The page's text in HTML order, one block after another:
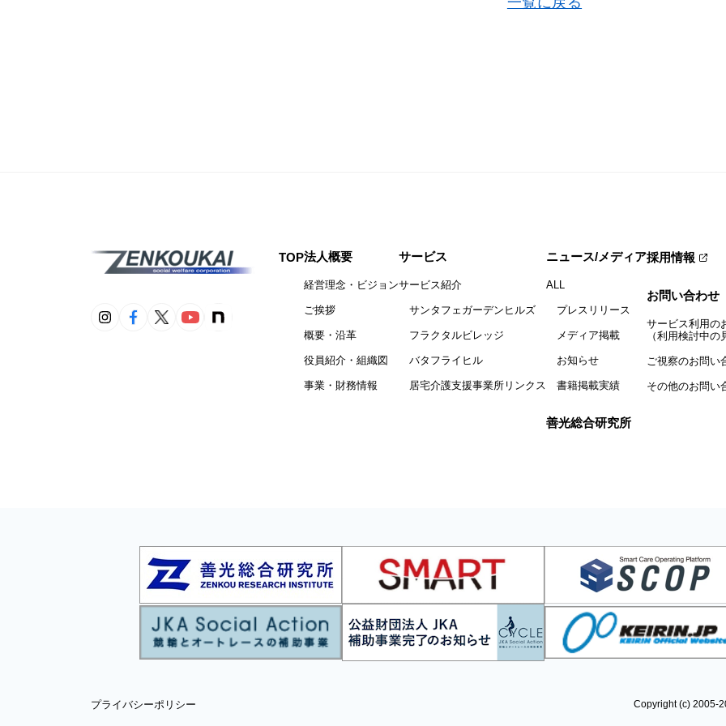
TOP法人概要
経営理念・ビジョン
ご挨拶
概要・沿革
役員紹介・組織図
事業・財務情報
サービス
サービス紹介
サンタフェガーデンヒルズ
フラクタルビレッジ
バタフライヒル
居宅介護支援事業所リンクス
ニュース/メディア
ALL
プレスリリース
メディア掲載
お知らせ
書籍掲載実績
善光総合研究所
採用情報
お問い合わせ
サービス利用の
（利用検討中の
ご視察のお問い
その他のお問い
プライバシーポリシー Copyright (c) 2005-